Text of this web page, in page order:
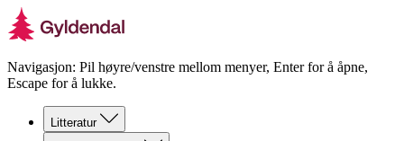
Navigasjon: Pil høyre/venstre mellom menyer, Enter for å åpne,
Escape for å lukke.
Litteratur